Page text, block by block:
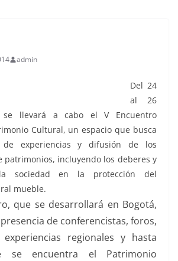
admin
Del 24
al 26
se llevará a cabo el V Encuentro
Cultural, un espacio que busca
experiencias y difusión de los
patrimonios, incluyendo los deberes y
sociedad en la protección del
mueble.
que se desarrollará en Bogotá,
de conferencistas, foros,
regionales y hasta
se encuentra el Patrimonio